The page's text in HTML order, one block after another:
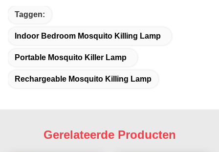
Taggen:
Indoor Bedroom Mosquito Killing Lamp
Portable Mosquito Killer Lamp
Rechargeable Mosquito Killing Lamp
Gerelateerde Producten